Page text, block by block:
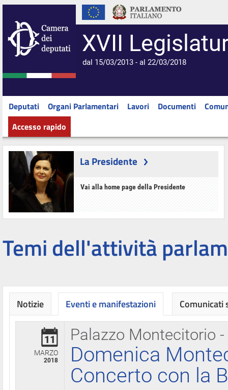
XVII
dal 15/03/2013 - al 22/03/2018
Deputati Organi Parlamentari Lavori Documenti
Accesso rapido
La Presidente
Vai alla home page della Presidente
Temi dell'attività
Notizie Eventi e manifestazioni
Palazzo Montecitorio
11
MARZO
2018
Domenica
Concerto con la
Comunicati